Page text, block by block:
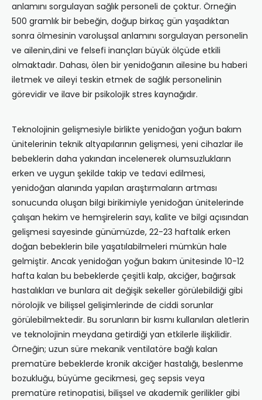
anlamını sorgulayan sağlık personeli de çoktur. Örneğin
500 gramlık bir bebeğin, doğup birkaç gün yaşadıktan
sonra ölmesinin varoluşsal anlamını sorgulayan personelin
ve ailenin,dini ve felsefi inançları büyük ölçüde etkili
olmaktadır. Dahası, ölen bir yenidoğanın ailesine bu haberi
iletmek ve aileyi teskin etmek de sağlık personelinin
görevidir ve ilave bir psikolojik stres kaynağıdır.
Teknolojinin gelişmesiyle birlikte yenidoğan yoğun bakım
ünitelerinin teknik altyapılarının gelişmesi, yeni cihazlar ile
bebeklerin daha yakından incelenerek olumsuzlukların
erken ve uygun şekilde takip ve tedavi edilmesi,
yenidoğan alanında yapılan araştırmaların artması
sonucunda oluşan bilgi birikimiyle yenidoğan ünitelerinde
çalışan hekim ve hemşirelerin sayı, kalite ve bilgi açısından
gelişmesi sayesinde günümüzde, 22-23 haftalık erken
doğan bebeklerin bile yaşatılabilmeleri mümkün hale
gelmiştir. Ancak yenidoğan yoğun bakım ünitesinde 10-12
hafta kalan bu bebeklerde çeşitli kalp, akciğer, bağırsak
hastalıkları ve bunlara ait değişik sekeller görülebildiği gibi
nörolojik ve bilişsel gelişimlerinde de ciddi sorunlar
görülebilmektedir. Bu sorunların bir kısmı kullanılan aletlerin
ve teknolojinin meydana getirdiği yan etkilerle ilişkilidir.
Örneğin; uzun süre mekanik ventilatöre bağlı kalan
prematüre bebeklerde kronik akciğer hastalığı, beslenme
bozukluğu, büyüme gecikmesi, geç sepsis veya
prematüre retinopatisi, bilişsel ve akademik gerilikler gibi